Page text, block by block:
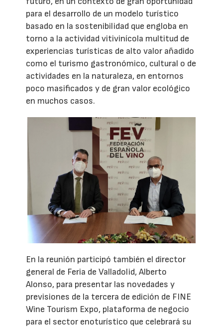
para el desarrollo de un modelo turístico
basado en la sostenibilidad que engloba en
torno a la actividad vitivinícola multitud de
experiencias turísticas de alto valor añadido
como el turismo gastronómico, cultural o de
actividades en la naturaleza, en entornos
poco masificados y de gran valor ecológico
en muchos casos.
En la reunión participó también el director
general de Feria de Valladolid, Alberto
Alonso, para presentar las novedades y
previsiones de la tercera de edición de FINE
Wine Tourism Expo, plataforma de negocio
para el sector enoturístico que celebrará su